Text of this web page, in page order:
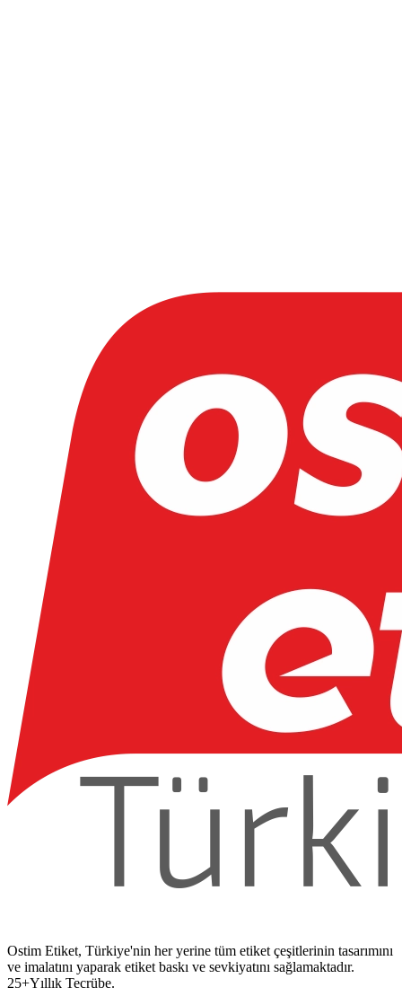
Ostim Etiket, Türkiye'nin her yerine tüm etiket çeşitlerinin tasarımını
ve imalatını yaparak etiket baskı ve sevkiyatını sağlamaktadır.
25+Yıllık Tecrübe.